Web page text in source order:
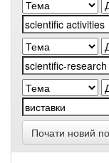
Почати новий